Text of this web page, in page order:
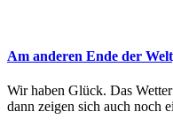
Am anderen Ende der
Wir haben Glück. Das
dann zeigen sich auch noch